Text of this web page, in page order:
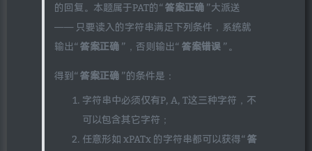
的回复。本题属于PAT的“答案正确 ”大派送
—— 只要读入的字符串满足下列条件，系统就
输出“答案正确 ”，否则输出“ 答案错误 ”。
得到“答案正确 ”的条件是：
字符串中必须仅有P, A, T这三种字符，不
可以包含其它字符；
任意形如 xPATx 的字符串都可以获得“答